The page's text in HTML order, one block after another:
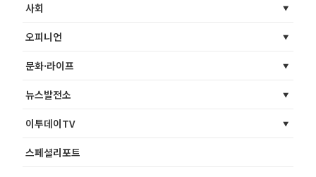
사회
오피니언
문화·라이프
뉴스발전소
이투데이TV
스페셜리포트